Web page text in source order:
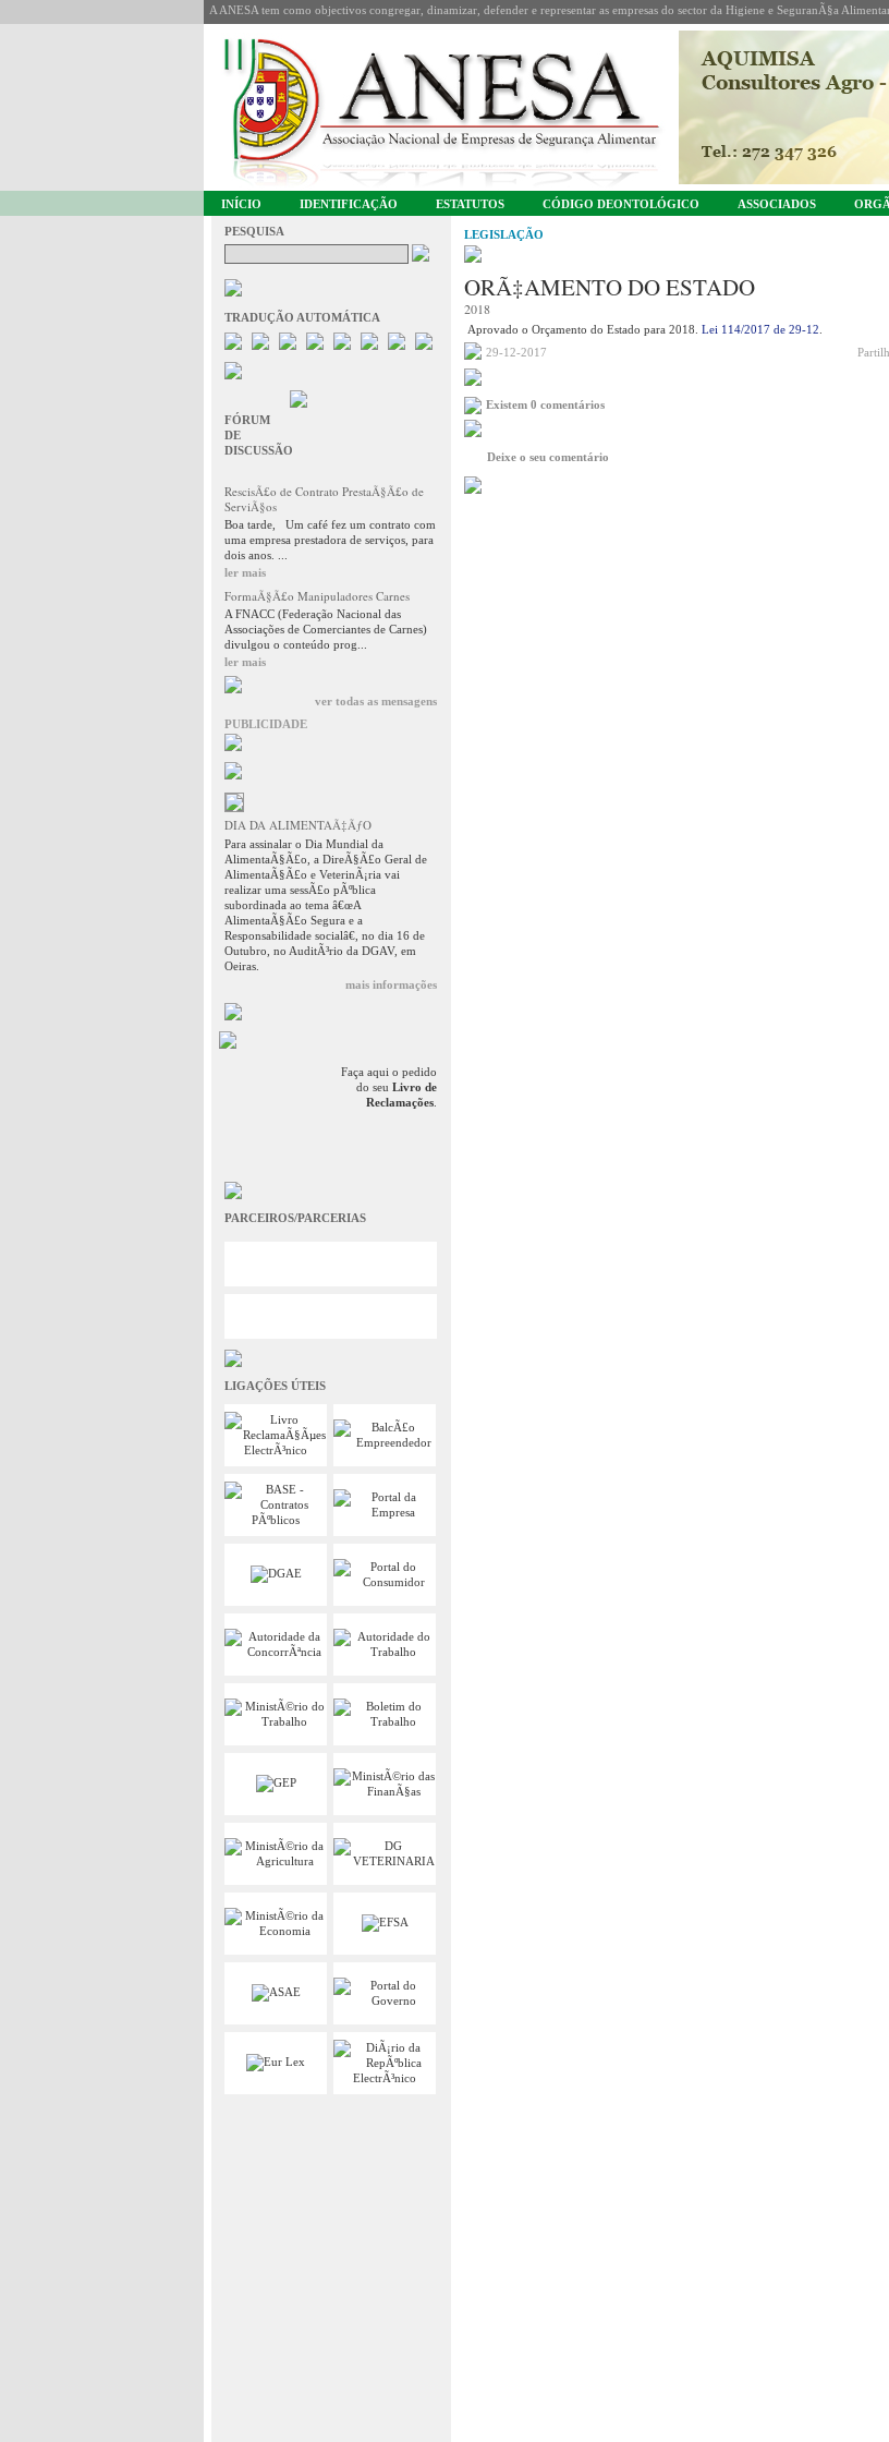
A ANESA tem como objectivos congregar, dinamizar, defender e representar as empresas do sector da Higiene e SeguranÃ§a
INÍCIO IDENTIFICAÇÃO ESTATUTOS CÓDIGO DEONTOLÓGICO ASSOCIADOS
PESQUISA
TRADUÇÃO AUTOMÁTICA
FÓRUM
DE
DISCUSSÃO
RescisÃ£o de Contrato PrestaÃ§Ã£o de
ServiÃ§os
Boa tarde, Um café fez um contrato com
uma empresa prestadora de serviços, para
dois anos. ...
ler mais
FormaÃ§Ã£o Manipuladores Carnes
A FNACC (Federação Nacional das
Associações de Comerciantes de Carnes)
divulgou o conteúdo prog...
ler mais
ver todas as mensagens
PUBLICIDADE
DIA DA ALIMENTAÃ‡ÃƒO
Para assinalar o Dia Mundial da
AlimentaÃ§Ã£o, a DireÃ§Ã£o Geral de
AlimentaÃ§Ã£o e VeterinÃ¡ria vai
realizar uma sessÃ£o pÃºblica
subordinada ao tema â€œA
AlimentaÃ§Ã£o Segura e a
Responsabilidade socialâ€, no dia 16 de
Outubro, no AuditÃ³rio da DGAV, em
Oeiras.
mais informações
Faça aqui o pedido
do seu Livro de
Reclamações
PARCEIROS/PARCERIAS
LIGAÇÕES ÚTEIS
LEGISLAÇÃO
ORÃ‡AMENTO DO ESTADO
2018
Aprovado o Orçamento do Estado para 2018. Lei 114/2017 de 29-12
29-12-2017
Existem 0 comentários
Deixe o seu comentário